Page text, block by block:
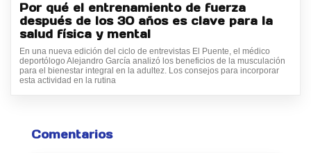
Por qué el entrenamiento de fuerza
después de los 30 años es clave para la
salud física y mental
En una nueva edición del ciclo de entrevistas El Puente, el médico
deportólogo Alejandro García analizó los beneficios de la musculación
para el bienestar integral en la adultez. Los consejos para incorporar
esta actividad en la rutina
Comentarios